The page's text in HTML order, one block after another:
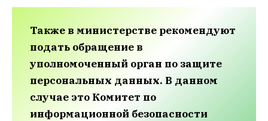
Также в министерстве рекомендуют
подать обращение в
уполномоченный орган по защите
персональных данных. В данном
случае это Комитет по
информационной безопасности